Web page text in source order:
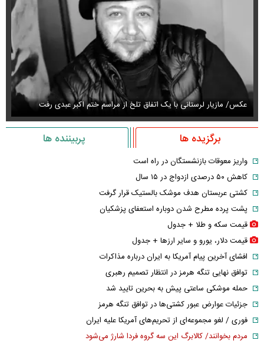
عکس/ مازیار لرستانی با یک اتفاق تلخ از مراسم ختم اکبر عبدی رفت
برگزیده ها پربیننده ها
واریز معوقات بازنشستگان در راه است
کاهش ۵۰ درصدی ازدواج در ۱۵ سال
کشتی عربستان هدف موشک بالستیک قرار گرفت
پشت پرده مطرح شدن دوباره استعفای پزشکیان
قیمت سکه و طلا + جدول
قیمت دلار، یورو و سایر ارز‌ها + جدول
افشای آخرین پیام آمریکا به ایران درباره مذاکرات
توافق نهایی تنگه هرمز در انتظار تصمیم رهبری
حمله موشکی ساعتی پیش به بحرین تایید شد
جزئیات عوارض عبور کشتی‌ها در توافق تنگه هرمز
فوری / لغو مجموعه‌ای از تحریم‌های آمریکا علیه ایران
مردم بخوانند/ کالابرگ این سه گروه فردا شارژ می‌شود